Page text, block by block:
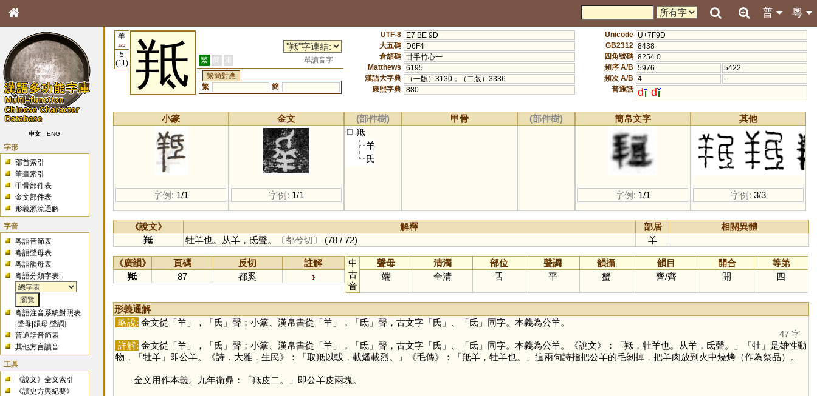
粵
普
中文 ENG
字形
部首索引
筆畫索引
甲骨部件表
金文部件表
形義源流通解
字音
粵語音節表
粵語聲母表
粵語韻母表
粵語分類字表:
粵語注音系統對照表
[聲母 |韻母 |聲調]
普通話音節表
其他方言讀音
工具
《說文》全文索引
《讀史方輿紀要》
羊
123
5
(11)
羝 繁 簡 港
單讀音字
繁簡對應
繁
簡
UTF-8
E7 BE 9D
大五碼
D6F4
倉頡碼 廿手竹心一
Matthews
6195
漢語大字典
（一版）3130；（二版）3336
康熙字典 880
Unicode U+7F9D
GB2312 8438
四角號碼 8254.0
頻序 A/B 5976
5422
頻次 A/B 4
--
普通話 d d
小篆
字例: 1/1
金文
字例: 1/1
(部件樹)
羝
羊
氏
甲骨 (部件樹) 簡帛文字
字例: 1/1
其他
字例: 3/3
《說文》 解釋 部居
相關異體
羝
牡羊也。从羊，氐聲。 〔都兮切〕 (78 / 72) 羊
《廣韻》 頁碼 反切
註解
羝
87 都奚
中
古
音
聲母 清濁 部位 聲調 韻攝 韻目 開合
等第
端
全清 舌 平 蟹 齊/齊 開 四
形義通解
略說: 金文從「羊」，「氏 」聲；小篆、漢帛書從「羊」，「氐」聲，古文字「氏 」、「氐」同字。本義為公羊。
47 字
詳解: 金文從「羊」，「氏 」聲；小篆、漢帛書從「羊」，「氐」聲，古文字「氏 」、「氐」同字。本義為公羊。《說文》：「羝，牡羊也。从羊，氐聲。」「牡 」是雄性動
物，「牡羊」即公羊。《詩．大雅．生民》：「取羝以軷，載燔載烈。」《毛傳》：「羝羊，牡羊也。」這兩句詩指把公羊的毛剝掉，把羊肉放到火中燒烤（作為祭品）。
金文用作本義。九年衛鼎：「羝皮二。」即公羊皮兩塊。